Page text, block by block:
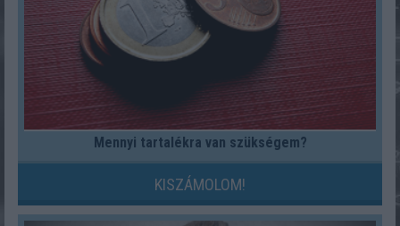
Mennyi tartalékra van szükségem?
KISZÁMOLOM!